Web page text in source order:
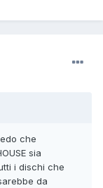
che
sia
i dischi che
da